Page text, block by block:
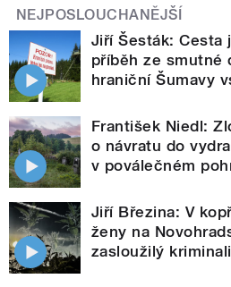
NEJPOSLOUCHANĚJŠÍ
Jiří Šesták: Cesta
příběh ze smutné
hraniční Šumavy
František Niedl:
o návratu do
v poválečném
Jiří Březina: V
ženy na
zasloužilý